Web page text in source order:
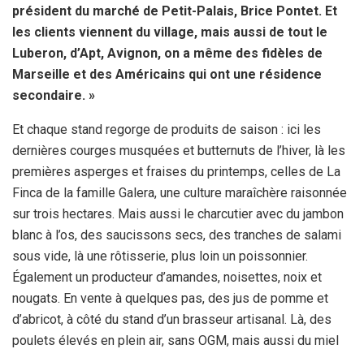
président du marché de Petit-Palais, Brice Pontet. Et
les clients viennent du village, mais aussi de tout le
Luberon, d’Apt, Avignon, on a même des fidèles de
Marseille et des Américains qui ont une résidence
secondaire. »
Et chaque stand regorge de produits de saison : ici les
dernières courges musquées et butternuts de l’hiver, là les
premières asperges et fraises du printemps, celles de La
Finca de la famille Galera, une culture maraîchère raisonnée
sur trois hectares. Mais aussi le charcutier avec du jambon
blanc à l’os, des saucissons secs, des tranches de salami
sous vide, là une rôtisserie, plus loin un poissonnier.
Également un producteur d’amandes, noisettes, noix et
nougats. En vente à quelques pas, des jus de pomme et
d’abricot, à côté du stand d’un brasseur artisanal. Là, des
poulets élevés en plein air, sans OGM, mais aussi du miel